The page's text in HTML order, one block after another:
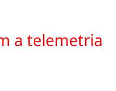
a telemetria